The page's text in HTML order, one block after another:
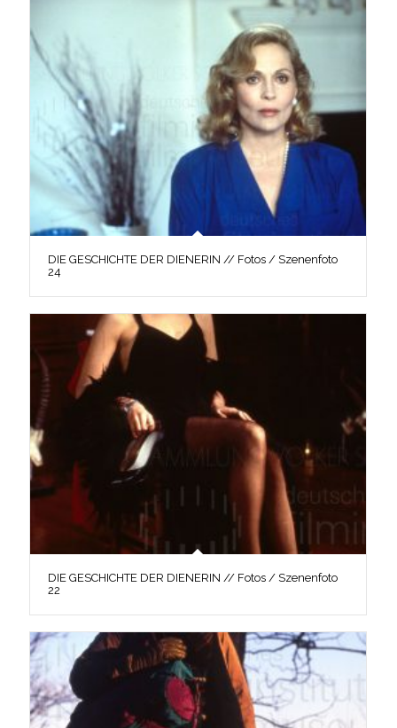
DIE GESCHICHTE DER DIENERIN // Fotos / Szenenfoto
24
DIE GESCHICHTE DER DIENERIN // Fotos / Szenenfoto
22